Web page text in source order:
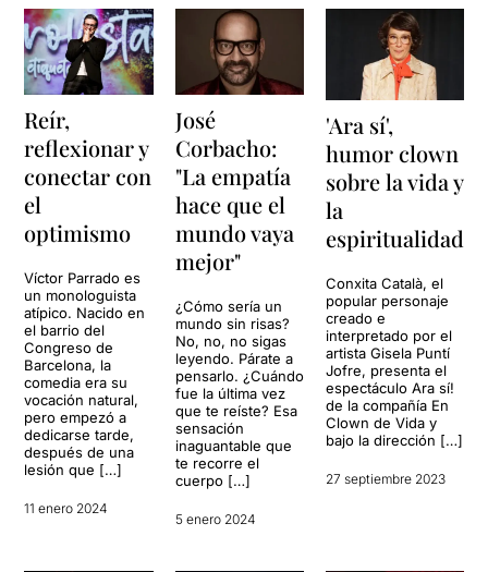
Reír,
reflexionar y
conectar con
el
optimismo
Víctor Parrado es
un monologuista
atípico. Nacido en
el barrio del
Congreso de
Barcelona, la
comedia era su
vocación natural,
pero empezó a
dedicarse tarde,
después de una
lesión que […]
11 enero 2024
José
Corbacho:
"La empatía
hace que el
mundo vaya
mejor"
¿Cómo sería un
mundo sin risas?
No, no, no sigas
leyendo. Párate a
pensarlo. ¿Cuándo
fue la última vez
que te reíste? Esa
sensación
inaguantable que
te recorre el
cuerpo […]
5 enero 2024
'Ara sí',
humor clown
sobre la vida y
la
espiritualidad
Conxita Català, el
popular personaje
creado e
interpretado por el
artista Gisela Puntí
Jofre, presenta el
espectáculo Ara sí!
de la compañía En
Clown de Vida y
bajo la dirección […]
27 septiembre 2023